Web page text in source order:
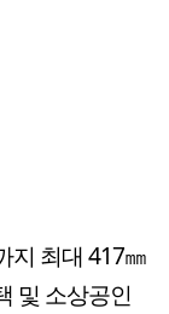
지 최대 417㎜
및 소상공인